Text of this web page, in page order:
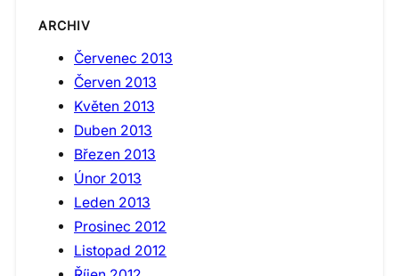
ARCHIV
Červenec 2013
Červen 2013
Květen 2013
Duben 2013
Březen 2013
Únor 2013
Leden 2013
Prosinec 2012
Listopad 2012